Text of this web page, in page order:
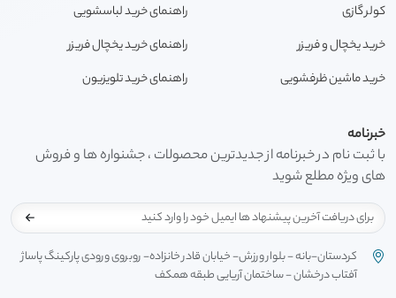
کولر گازی
خرید یخچال و فریزر
خرید ماشین ظرفشویی
راهنمای خرید لباسشویی
راهنمای خرید یخچال فریزر
راهنمای خرید تلویزیون
خبرنامه
با ثبت نام در خبرنامه از جدیدترین محصولات ، جشنواره ها و فروش
های ویژه مطلع شوید
کردستان-بانه - بلوار ورزش- خیابان قادر خانزاده- روبروی ورودی پارکینگ پاساژ
آفتاب درخشان - ساختمان آریایی طبقه همکف